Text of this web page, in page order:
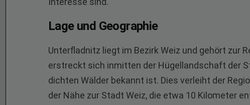
Lage und Geographie
Unterfladnitz liegt im Bezirk Weiz und gehört zur
erstreckt sich inmitten der Hügellandschaft der
dichten Wälder bekannt ist. Dies verleiht der
der Nähe zur Stadt Weiz, die etwa 10 Kilometer